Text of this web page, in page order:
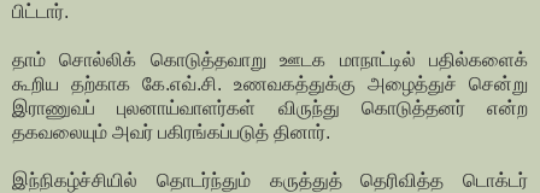
பிட்டார்.
தாம் சொல்லிக் கொடுத்தவாறு ஊடக மாநாட்டில் பதில்களைக்
கூறிய தற்காக கே.எவ்.சி. உணவகத்துக்கு அழைத்துச் சென்று
இராணுவப் புலனாய்வாளர்கள் விருந்து கொடுத்தனர் என்ற
தகவலையும் அவர் பகிரங்கப்படுத் தினார்.
இந்நிகழ்ச்சியில் தொடர்ந்தும் கருத்துத் தெரிவித்த டொக்டர்